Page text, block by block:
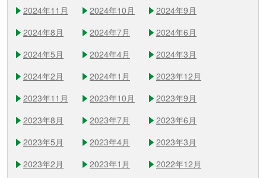
2024年11月
2024年10月
2024年9月
2024年8月
2024年7月
2024年6月
2024年5月
2024年4月
2024年3月
2024年2月
2024年1月
2023年12月
2023年11月
2023年10月
2023年9月
2023年8月
2023年7月
2023年6月
2023年5月
2023年4月
2023年3月
2023年2月
2023年1月
2022年12月